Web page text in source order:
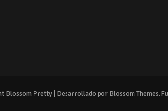
Blossom Pretty | Desarrollado por Blossom Themes